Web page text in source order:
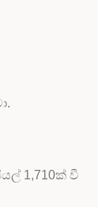
1,710ක් වී